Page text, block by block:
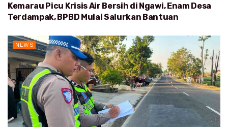
Kemarau Picu Krisis Air Bersih di Ngawi, Enam Desa
Terdampak, BPBD Mulai Salurkan Bantuan
NEWS